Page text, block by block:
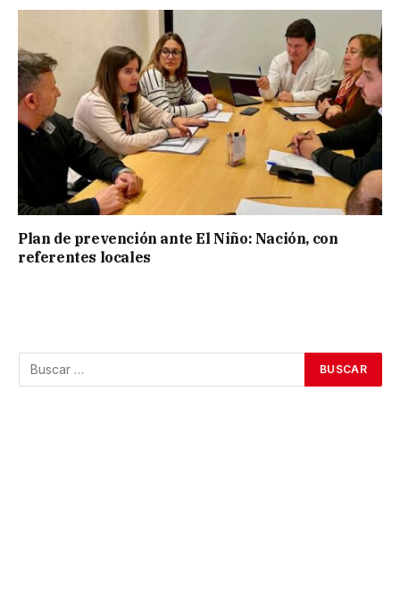
Plan de prevención ante El Niño: Nación, con
referentes locales